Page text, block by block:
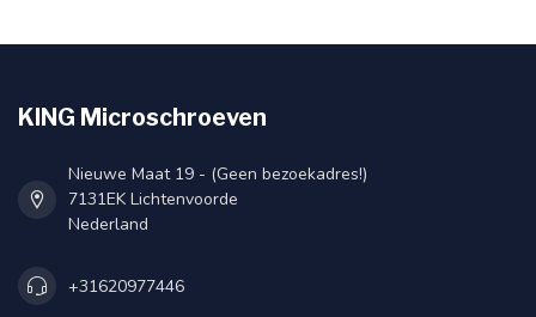
KING Microschroeven
Nieuwe Maat 19 - (Geen bezoekadres!)
7131EK Lichtenvoorde
Nederland
+31620977446